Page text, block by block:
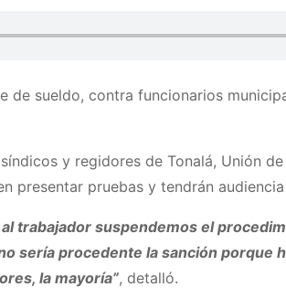
sueldo, contra funcionarios
y regidores de Tonalá, Unión
presentar pruebas y tendrán
trabajador suspendemos el
sería procedente la sanción porque
la mayoría”, detalló.